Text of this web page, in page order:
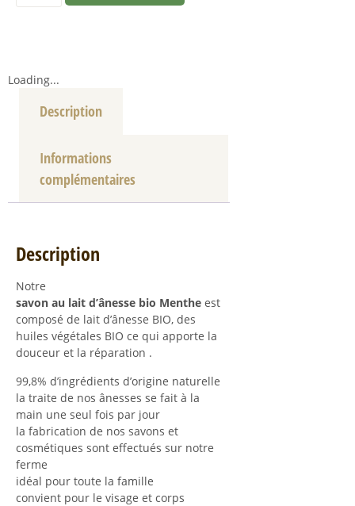
Loading...
Description
Informations
complémentaires
Description
Notre
savon au lait d’ânesse bio Menthe est
composé de lait d’ânesse BIO, des
huiles végétales BIO ce qui apporte la
douceur et la réparation .
99,8% d’ingrédients d’origine naturelle
la traite de nos ânesses se fait à la
main une seul fois par jour
la fabrication de nos savons et
cosmétiques sont effectués sur notre
ferme
idéal pour toute la famille
convient pour le visage et corps